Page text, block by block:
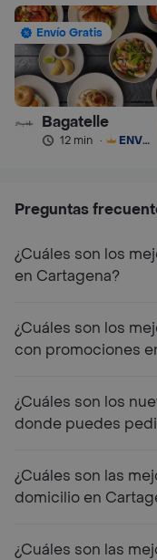
Envío Gratis
Bagatelle
12 min · ENVÍO GRATIS
Preguntas
¿Cuáles son los
en Cartagena?
¿Cuáles son los
con promociones
¿Cuáles son los
donde puedes
¿Cuáles son las
domicilio en
¿Cuáles son las